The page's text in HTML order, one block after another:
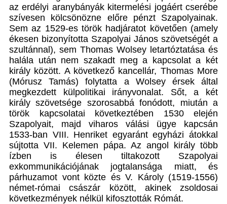
az erdélyi aranybányák kitermelési jogáért cserébe
szívesen kölcsönözne előre pénzt Szapolyainak.
Sem az 1529-es török hadjáratot követően (amely
ékesen bizonyította Szapolyai János szövetségét a
szultánnal), sem Thomas Wolsey letartóztatása és
halála után nem szakadt meg a kapcsolat a két
király között. A következő kancellár, Thomas More
(Mórusz Tamás) folytatta a Wolsey érsek által
megkezdett külpolitikai irányvonalat. Sőt, a két
király szövetsége szorosabbá fonódott, miután a
török kapcsolatai következtében 1530 elején
Szapolyait, majd viharos válási ügye kapcsán
1533-ban VIII. Henriket egyaránt egyházi átokkal
sújtotta VII. Kelemen pápa. Az angol király több
ízben is élesen tiltakozott Szapolyai
exkommunikációjának jogtalansága miatt, és
párhuzamot vont közte és V. Károly (1519-1556)
német-római császár között, akinek zsoldosai
következmények nélkül kifosztották Rómát.